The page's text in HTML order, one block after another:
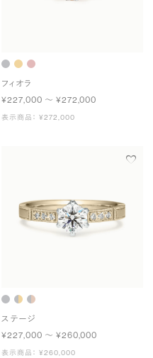
フィオラ
¥227,000 〜 ¥272,000
表示商品： ¥272,000
ステージ
¥227,000 〜 ¥260,000
表示商品： ¥260,000